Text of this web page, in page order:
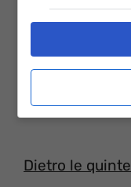
Dietro le quinte